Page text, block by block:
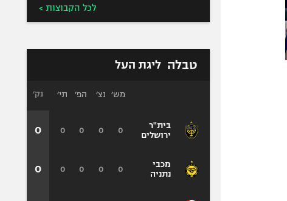
לכל הקבוצות >
טבלה ליגת העל
בית"ר
ירושלים
מכבי
נתניה
מש׳ נצ׳ הפ׳ תי׳
0
0
0
0
0
0
0
0
נק׳
0
0